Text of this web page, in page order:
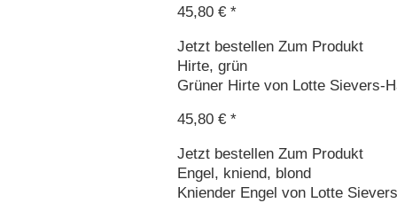
45,80 € *
Jetzt bestellen Zum Produkt
Hirte, grün
Grüner Hirte von Lotte Sievers-
45,80 € *
Jetzt bestellen Zum Produkt
Engel, kniend, blond
Kniender Engel von Lotte